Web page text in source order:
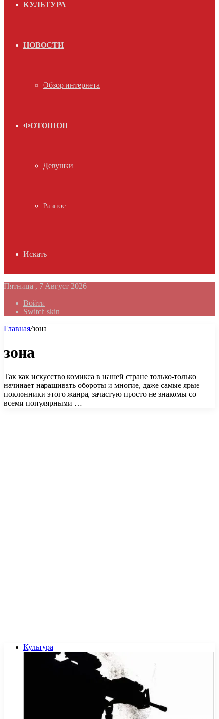
КУЛЬТУРА
НОВОСТИ
Обзор интернета
ФОТОШОП
Девушки
Разное
Искать
Пятница , 7 Август 2026
Войти
Switch skin
Главная/зона
зона
Так как искусство комикса в нашей стране только-только
начинает наращивать обороты и многие, даже самые ярые
поклонники этого жанра, зачастую просто не знакомы со
всеми популярными …
Культура